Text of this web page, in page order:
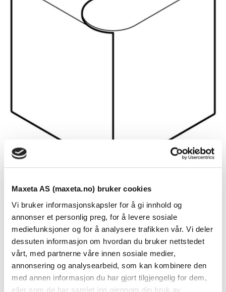
Maxeta AS (maxeta.no) bruker cookies
Vi bruker informasjonskapsler for å gi innhold og
annonser et personlig preg, for å levere sosiale
mediefunksjoner og for å analysere trafikken vår. Vi deler
dessuten informasjon om hvordan du bruker nettstedet
vårt, med partnerne våre innen sosiale medier,
annonsering og analysearbeid, som kan kombinere den
med annen informasjon du har gjort tilgjengelig for dem,
eller som de har samlet inn gjennom din bruk av
Logix 190x50 utvendig hjørne,
justérbart, Polarhvitt
Se dokumenter
Logix 190×50 utvendig hjørne, justérbart, Polarhvitt. Logix
Universal har samme dimensjoner som Logix 45 og